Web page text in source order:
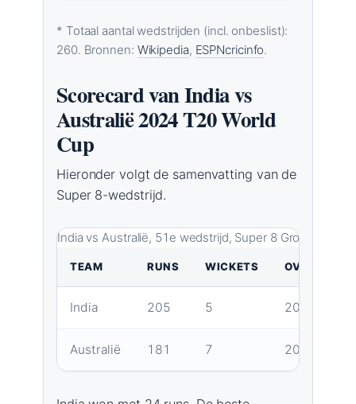
* Totaal aantal wedstrijden (incl. onbeslist):
260. Bronnen: Wikipedia, ESPNcricinfo.
Scorecard van India vs
Australië 2024 T20 World
Cup
Hieronder volgt de samenvatting van de
Super 8-wedstrijd.
India vs Australië, 51e wedstrijd, Super 8 Groep 1, 24
TEAM RUNS WICKETS OVERS
India 205 5 20
Australië 181 7 20